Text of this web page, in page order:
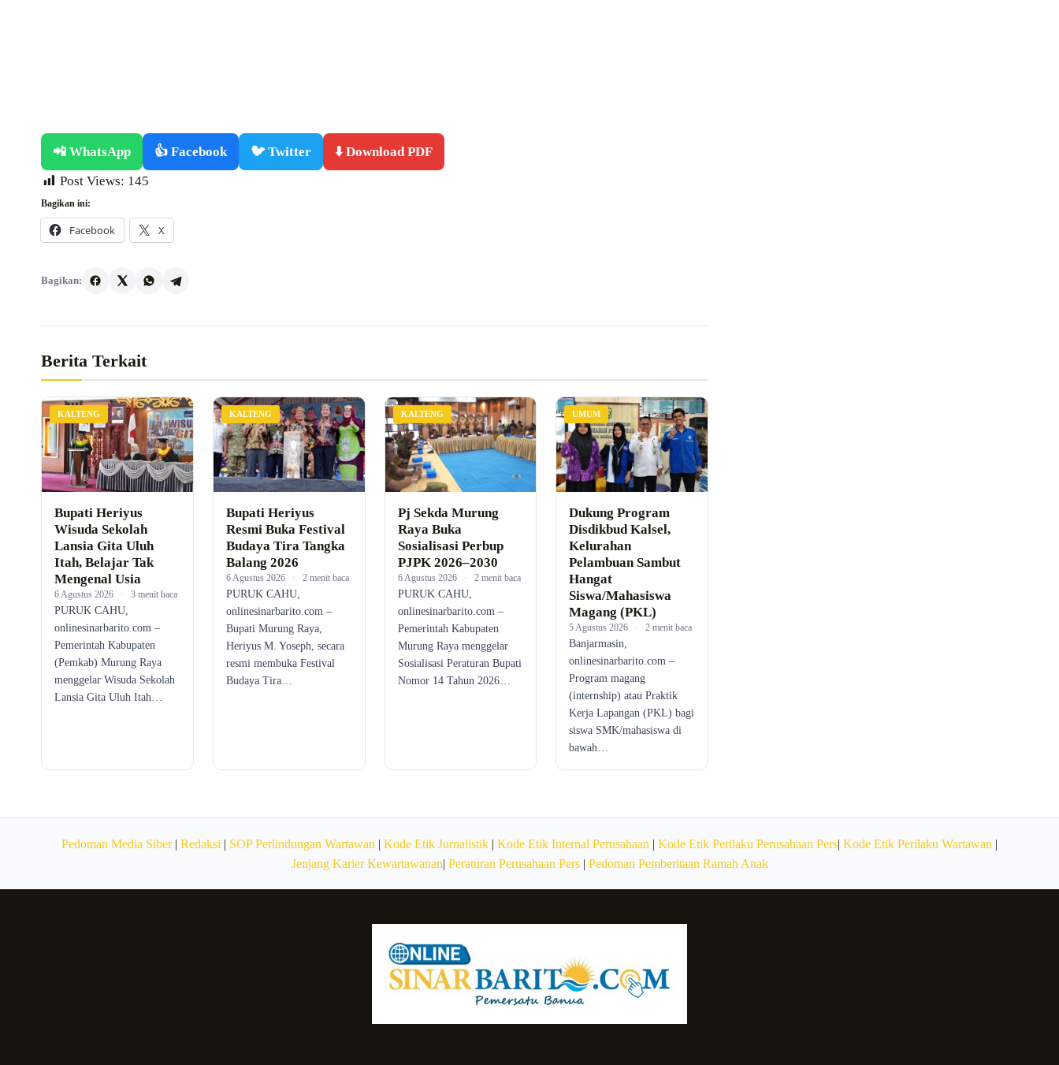
📲 WhatsApp 👍 Facebook 🐦 Twitter
⬇️ Download PDF
Post Views: 145
Bagikan ini:
Facebook X
Bagikan:
Berita Terkait
KALTENG
Bupati Heriyus
Wisuda Sekolah
Lansia Gita Uluh
Itah, Belajar Tak
Mengenal Usia
6 Agustus 2026 · 3 menit baca
PURUK CAHU,
onlinesinarbarito.com –
Pemerintah Kabupaten
(Pemkab) Murung Raya
menggelar Wisuda Sekolah
Lansia Gita Uluh Itah…
KALTENG
Bupati Heriyus
Resmi Buka Festival
Budaya Tira Tangka
Balang 2026
6 Agustus 2026 · 2 menit baca
PURUK CAHU,
onlinesinarbarito.com –
Bupati Murung Raya,
Heriyus M. Yoseph, secara
resmi membuka Festival
Budaya Tira…
KALTENG
Pj Sekda Murung
Raya Buka
Sosialisasi Perbup
PJPK 2026–2030
6 Agustus 2026 · 2 menit baca
PURUK CAHU,
onlinesinarbarito.com –
Pemerintah Kabupaten
Murung Raya menggelar
Sosialisasi Peraturan Bupati
Nomor 14 Tahun 2026…
UMUM
Dukung Program
Disdikbud Kalsel,
Kelurahan
Pelambuan Sambut
Hangat
Siswa/Mahasiswa
Magang (PKL)
5 Agustus 2026 · 2 menit baca
Banjarmasin,
onlinesinarbarito.com –
Program magang
(internship) atau Praktik
Kerja Lapangan (PKL) bagi
siswa SMK/mahasiswa di
bawah…
Pedoman Media Siber| Redaksi | SOP Perlindungan Wartawan | Kode Etik Jurnalistik | Kode Etik Internal Perusahaan | Kode Etik Perilaku Perusahaan Pers| Kode Etik Perilaku Wartawan |
Jenjang Karier Kewartawanan| Peraturan Perusahaan Pers| Pedoman Pemberitaan Ramah Anak